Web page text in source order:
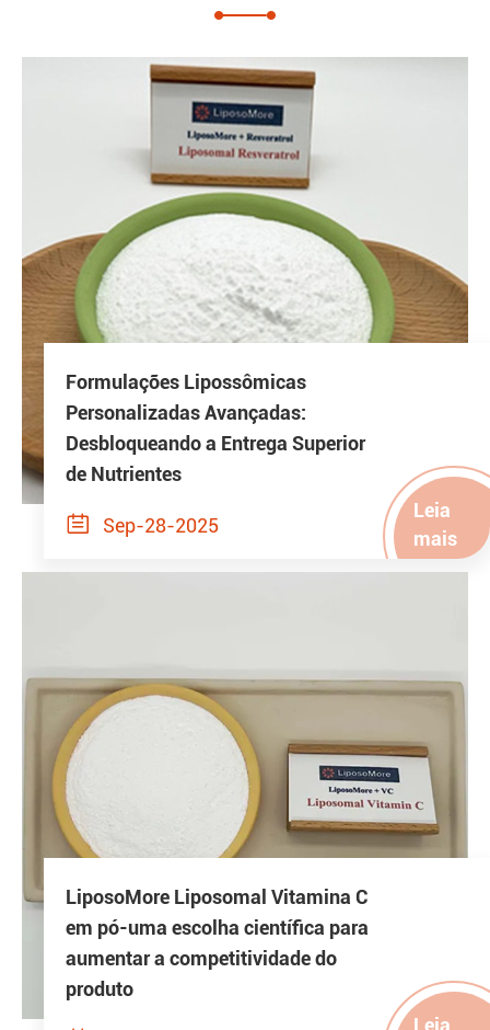
Formulações Lipossômicas
Personalizadas Avançadas:
Desbloqueando a Entrega Superior
de Nutrientes
 Sep-28-2025
Leia
mais
LiposoMore Liposomal Vitamina C
em pó-uma escolha científica para
aumentar a competitividade do
produto
Leia